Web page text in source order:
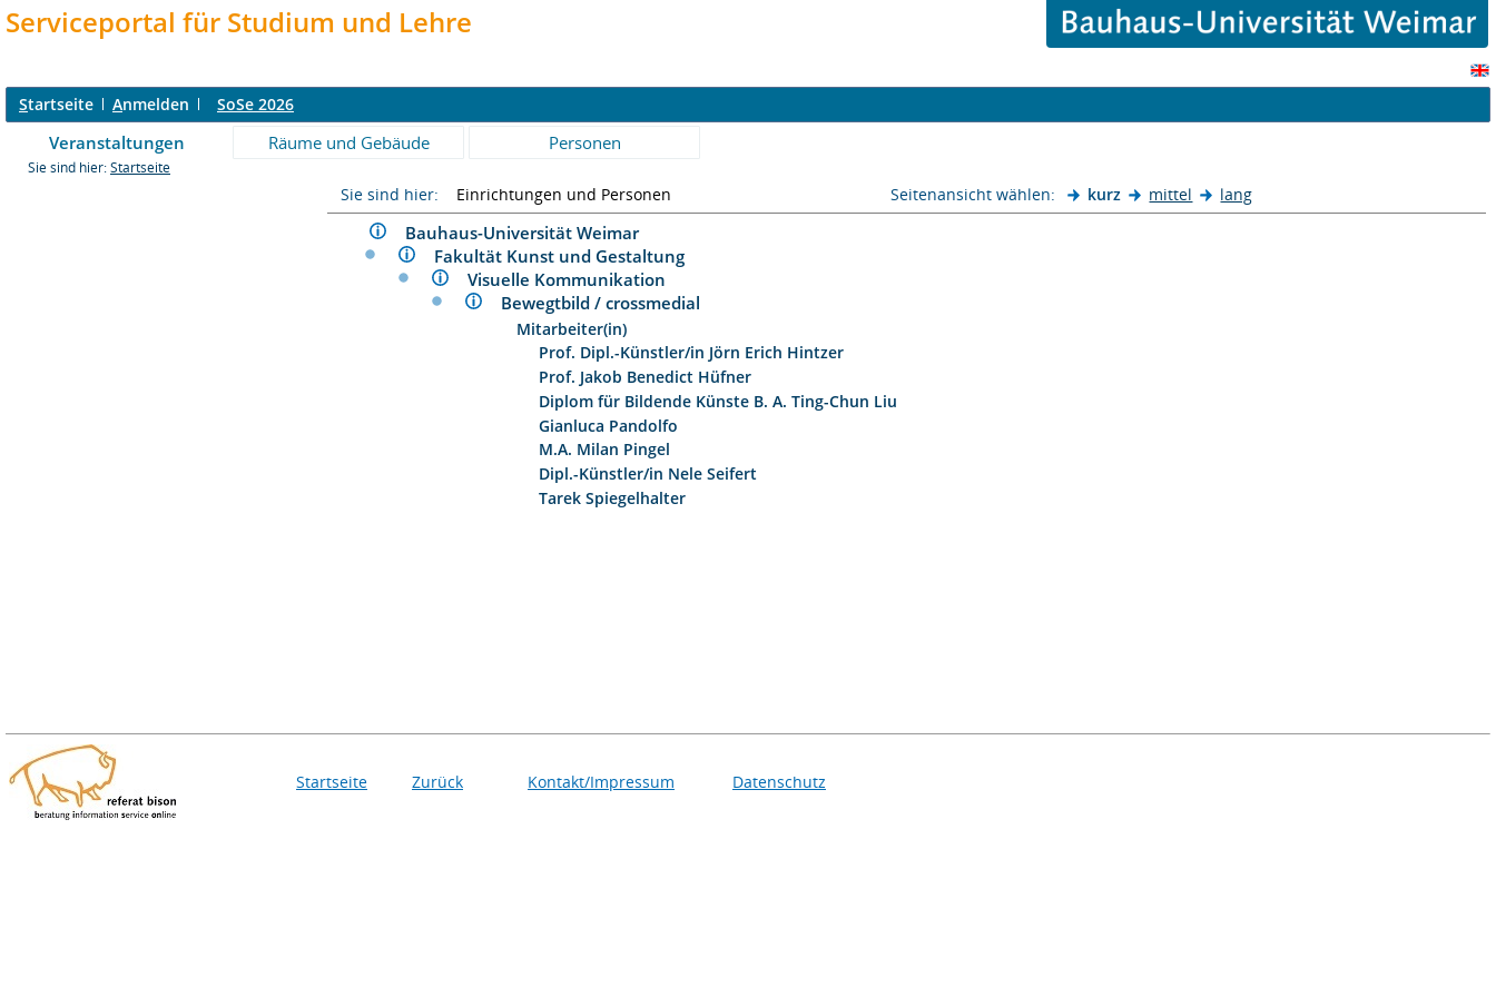
Serviceportal für Studium und Lehre
Startseite Anmelden SoSe 2026
Veranstaltungen Räume und Gebäude Personen
Sie sind hier: Startseite
Sie sind hier: Einrichtungen und Personen Seitenansicht wählen: kurz mittel lang
Bauhaus-Universität Weimar
Fakultät Kunst und Gestaltung
Visuelle Kommunikation
Bewegtbild / crossmedial
Mitarbeiter(in)
Prof. Dipl.-Künstler/in Jörn Erich Hintzer
Prof. Jakob Benedict Hüfner
Diplom für Bildende Künste B. A. Ting-Chun Liu
Gianluca Pandolfo
M.A. Milan Pingel
Dipl.-Künstler/in Nele Seifert
Tarek Spiegelhalter
Startseite Zurück Kontakt/Impressum Datenschutz